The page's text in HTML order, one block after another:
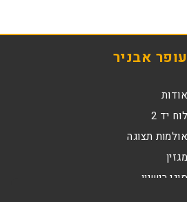
עופר אבניר
אודות
לוח יד 2
אולמות תצוגה
מגזין
סוגי רישיון